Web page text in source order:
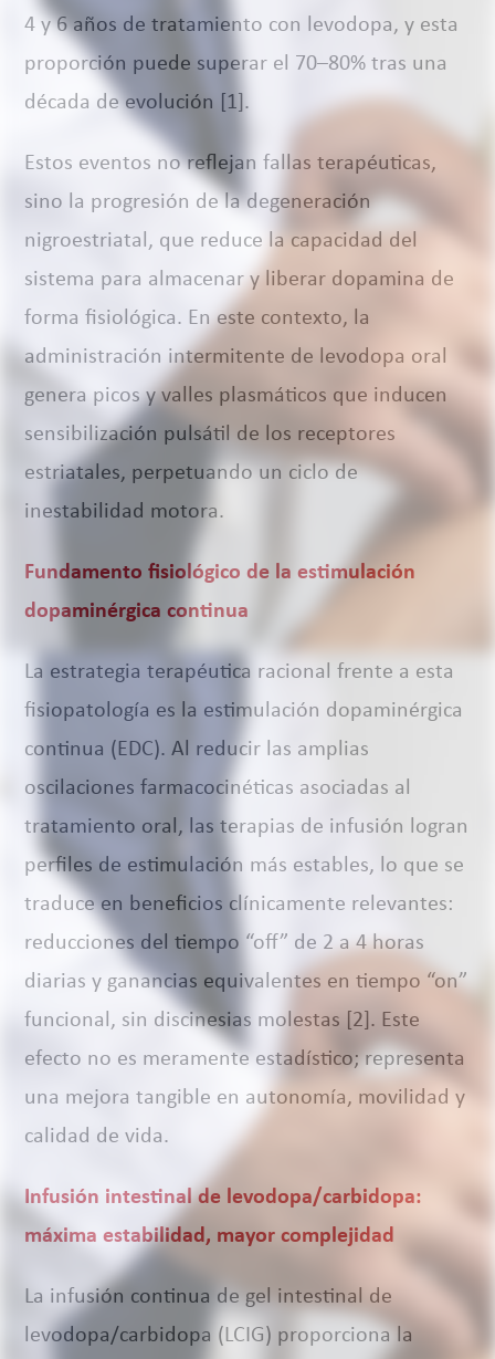
4 y 6 años de tratamiento con levodopa, y esta
proporción puede superar el 70–80% tras una
década de evolución [1].
Estos eventos no reflejan fallas terapéuticas,
sino la progresión de la degeneración
nigroestriatal, que reduce la capacidad del
sistema para almacenar y liberar dopamina de
forma fisiológica. En este contexto, la
administración intermitente de levodopa oral
genera picos y valles plasmáticos que inducen
sensibilización pulsátil de los receptores
estriatales, perpetuando un ciclo de
inestabilidad motora.
Fundamento fisiológico de la estimulación
dopaminérgica continua
La estrategia terapéutica racional frente a esta
fisiopatología es la estimulación dopaminérgica
continua (EDC). Al reducir las amplias
oscilaciones farmacocinéticas asociadas al
tratamiento oral, las terapias de infusión logran
perfiles de estimulación más estables, lo que se
traduce en beneficios clínicamente relevantes:
reducciones del tiempo “off” de 2 a 4 horas
diarias y ganancias equivalentes en tiempo “on”
funcional, sin discinesias molestas [2]. Este
efecto no es meramente estadístico; representa
una mejora tangible en autonomía, movilidad y
calidad de vida.
Infusión intestinal de levodopa/carbidopa:
máxima estabilidad, mayor complejidad
La infusión continua de gel intestinal de
levodopa/carbidopa (LCIG) proporciona la